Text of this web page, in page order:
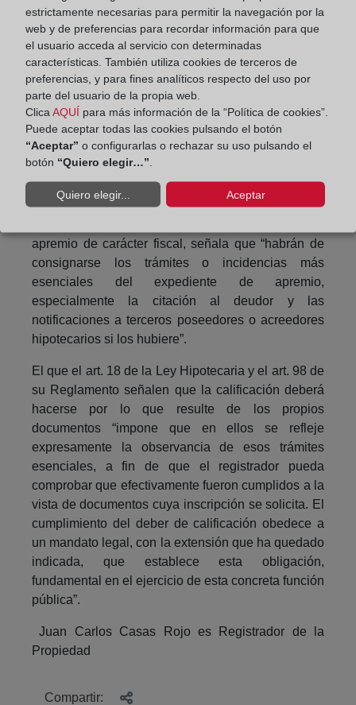
inscripción con arreglo a la legislación hipotecaria;
el art. 99 del Reglamento Hipotecario, que dispone
que la calificación registral de documentos
administrativos se extenderá, entre otros extremos,
a “la competencia del órgano, la congruencia de la
resolución con la clase de expediente o
procedimiento seguido, a las formalidades
extrínsecas del documento presentado, o a los
trámites e incidencias esenciales del
procedimiento”; y el art. 26 del Reglamento
Hipotecario, que, al contemplar
apremio de carácter fiscal, señala que “habrán de
consignarse los trámites o incidencias más
esenciales del expediente de apremio,
especialmente la citación al deudor y las
notificaciones a terceros poseedores o acreedores
hipotecarios si los hubiere”.
El que el art. 18 de la Ley Hipotecaria y el art. 98 de
su Reglamento señalen que la calificación deberá
hacerse por lo que resulte de los propios
documentos “impone que en ellos se refleje
expresamente la observancia de esos trámites
esenciales, a fin de que el registrador pueda
comprobar que efectivamente fueron cumplidos a la
vista de documentos cuya inscripción se solicita. El
cumplimiento del deber de calificación obedece a
un mandato legal, con la extensión que ha quedado
indicada, que establece esta obligación,
fundamental en el ejercicio de esta concreta función
pública”.
Juan Carlos Casas Rojo es Registrador de la
Propiedad
Compartir:
estrictamente necesarias para permitir la navegación por la
web y de preferencias para recordar información para que
el usuario acceda al servicio con determinadas
características. También utiliza cookies de terceros de
preferencias, y para fines analíticos respecto del uso por
parte del usuario de la propia web.
Clica AQUÍ para más información de la “Política de cookies”.
Puede aceptar todas las cookies pulsando el botón
“Aceptar” o configurarlas o rechazar su uso pulsando el
botón “Quiero elegir…”
Quiero elegir... Aceptar